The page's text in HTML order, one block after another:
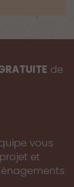
de
vous
et